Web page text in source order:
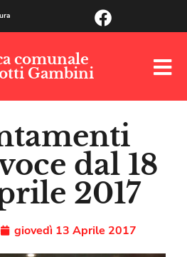
comunale
Gambini
dal 18
2017
giovedì 13 Aprile 2017